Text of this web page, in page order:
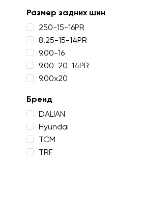
Размер задних шин
250-15-16PR
8.25-15-14PR
9.00-16
9.00-20-14PR
9.00х20
Бренд
DALIAN
Hyundai
TCM
TRF